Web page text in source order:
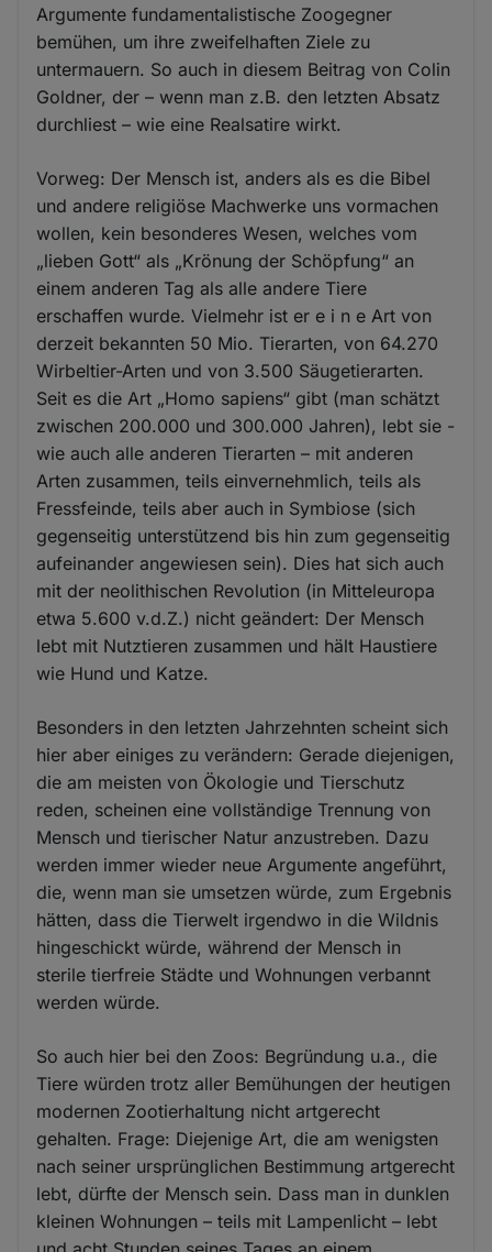
Argumente fundamentalistische Zoogegner
bemühen, um ihre zweifelhaften Ziele zu
untermauern. So auch in diesem Beitrag von Colin
Goldner, der – wenn man z.B. den letzten Absatz
durchliest – wie eine Realsatire wirkt.
Vorweg: Der Mensch ist, anders als es die Bibel
und andere religiöse Machwerke uns vormachen
wollen, kein besonderes Wesen, welches vom
„lieben Gott“ als „Krönung der Schöpfung“ an
einem anderen Tag als alle andere Tiere
erschaffen wurde. Vielmehr ist er e i n e Art von
derzeit bekannten 50 Mio. Tierarten, von 64.270
Wirbeltier-Arten und von 3.500 Säugetierarten.
Seit es die Art „Homo sapiens“ gibt (man schätzt
zwischen 200.000 und 300.000 Jahren), lebt sie -
wie auch alle anderen Tierarten – mit anderen
Arten zusammen, teils einvernehmlich, teils als
Fressfeinde, teils aber auch in Symbiose (sich
gegenseitig unterstützend bis hin zum gegenseitig
aufeinander angewiesen sein). Dies hat sich auch
mit der neolithischen Revolution (in Mitteleuropa
etwa 5.600 v.d.Z.) nicht geändert: Der Mensch
lebt mit Nutztieren zusammen und hält Haustiere
wie Hund und Katze.
Besonders in den letzten Jahrzehnten scheint sich
hier aber einiges zu verändern: Gerade diejenigen,
die am meisten von Ökologie und Tierschutz
reden, scheinen eine vollständige Trennung von
Mensch und tierischer Natur anzustreben. Dazu
werden immer wieder neue Argumente angeführt,
die, wenn man sie umsetzen würde, zum Ergebnis
hätten, dass die Tierwelt irgendwo in die Wildnis
hingeschickt würde, während der Mensch in
sterile tierfreie Städte und Wohnungen verbannt
werden würde.
So auch hier bei den Zoos: Begründung u.a., die
Tiere würden trotz aller Bemühungen der heutigen
modernen Zootierhaltung nicht artgerecht
gehalten. Frage: Diejenige Art, die am wenigsten
nach seiner ursprünglichen Bestimmung artgerecht
lebt, dürfte der Mensch sein. Dass man in dunklen
kleinen Wohnungen – teils mit Lampenlicht – lebt